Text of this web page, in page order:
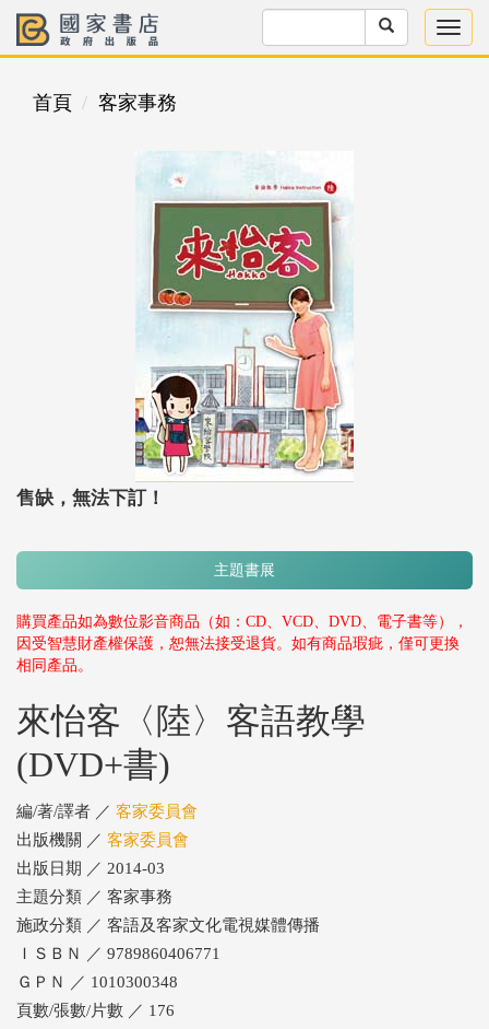
首頁 客家事務
售缺，無法下訂！
主題書展
購買產品如為數位影音商品（如：CD、VCD、DVD、電子書等），
因受智慧財產權保護，恕無法接受退貨。如有商品瑕疵，僅可更換
相同產品。
來怡客〈陸〉客語教學
(DVD+書)
編/著/譯者 ／ 客家委員會
出版機關 ／ 客家委員會
出版日期 ／ 2014-03
主題分類 ／ 客家事務
施政分類 ／ 客語及客家文化電視媒體傳播
ＩＳＢＮ ／ 9789860406771
ＧＰＮ ／ 1010300348
頁數/張數/片數 ／ 176